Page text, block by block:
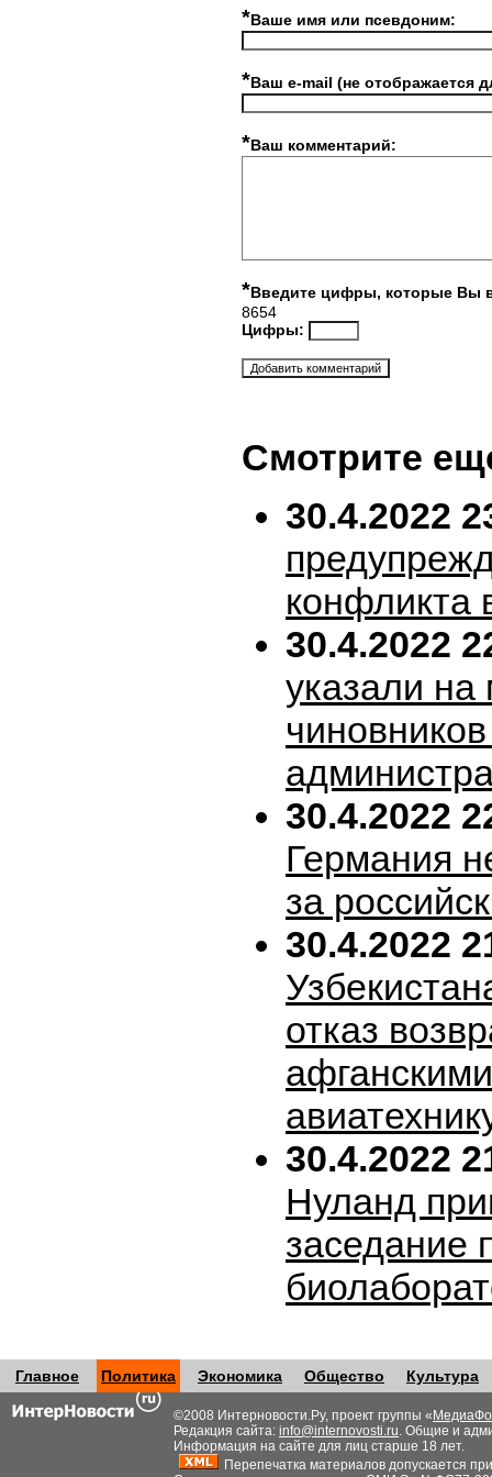
*Ваше имя или псевдоним:
*Ваш e-mail (не отображается
*Ваш комментарий:
*Введите цифры, которые Вы
8654
Цифры:
Смотрите
30.4.2022
конфликта
30.4.2022
указали на
30.4.2022
Германия
за
30.4.2022
отказ
30.4.2022
Нуланд
заседание
Главное Политика Экономика Общество Культура
©2008 Интерновости.Ру, проект группы «
Редакция сайта: info@internovosti.ru. Общие и
Информация на сайте для лиц старше 18 лет.
Перепечатка материалов допускается